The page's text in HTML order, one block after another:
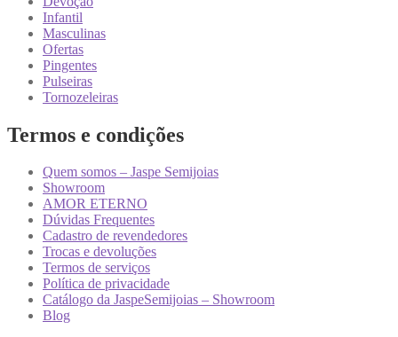
Infantil
Masculinas
Ofertas
Pingentes
Pulseiras
Tornozeleiras
Termos e condições
Quem somos – Jaspe Semijoias
Showroom
AMOR ETERNO
Dúvidas Frequentes
Cadastro de revendedores
Trocas e devoluções
Termos de serviços
Política de privacidade
Catálogo da JaspeSemijoias – Showroom
Blog